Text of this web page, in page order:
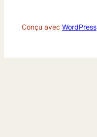
Conçu avec WordPress